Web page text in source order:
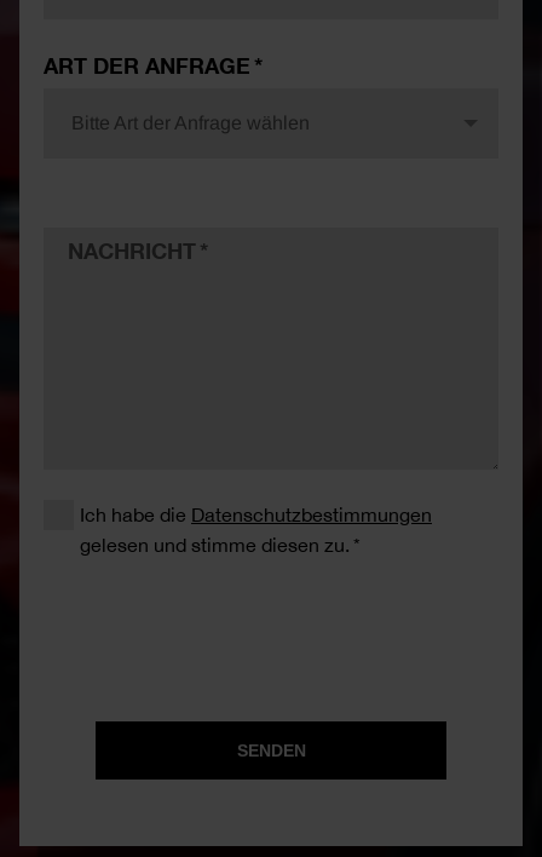
ART DER ANFRAGE
Bitte Art der Anfrage wählen
NACHRICHT
Ich habe die Datenschutzbestimmungen
gelesen und stimme diesen zu.
SENDEN